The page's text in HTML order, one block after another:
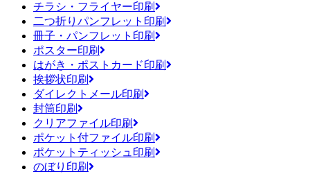
チラシ・フライヤー印刷
二つ折りパンフレット印刷
冊子・パンフレット印刷
ポスター印刷
はがき・ポストカード印刷
挨拶状印刷
ダイレクトメール印刷
封筒印刷
クリアファイル印刷
ポケット付ファイル印刷
ポケットティッシュ印刷
のぼり印刷